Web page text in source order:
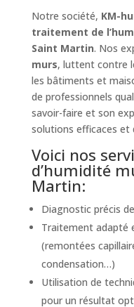
Notre société, KM-
traitement de
Saint Martin. Nos
murs, luttent contre
les bâtiments et
de professionnels
savoir-faire et son
solutions efficaces et
Voici nos
d’humidité
Martin:
Diagnostic précis
Traitement adapté
(remontées
condensation…)
Utilisation de
pour un résultat